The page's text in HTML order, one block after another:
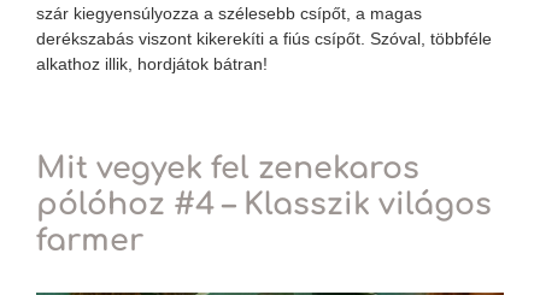
szár kiegyensúlyozza a szélesebb csípőt, a magas
derékszabás viszont kikerekíti a fiús csípőt. Szóval, többféle
alkathoz illik, hordjátok bátran!
Mit vegyek fel zenekaros
pólóhoz #4 – Klasszik világos
farmer